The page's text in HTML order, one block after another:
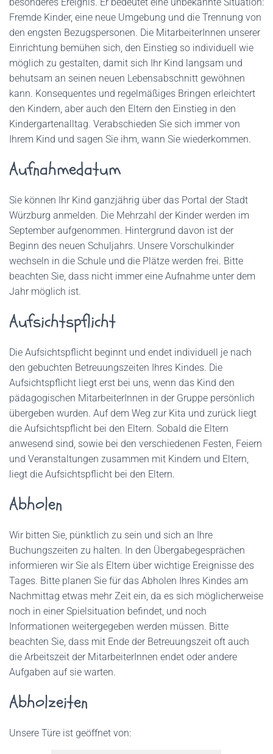
Fremde Kinder, eine neue Umgebung und die Trennung von
den engsten Bezugspersonen. Die MitarbeiterInnen unserer
Einrichtung bemühen sich, den Einstieg so individuell wie
möglich zu gestalten, damit sich Ihr Kind langsam und
behutsam an seinen neuen Lebensabschnitt gewöhnen
kann. Konsequentes und regelmäßiges Bringen erleichtert
den Kindern, aber auch den Eltern den Einstieg in den
Kindergartenalltag. Verabschieden Sie sich immer von
Ihrem Kind und sagen Sie ihm, wann Sie wiederkommen.
Aufnahmedatum
Sie können Ihr Kind ganzjährig über das Portal der Stadt
Würzburg anmelden. Die Mehrzahl der Kinder werden im
September aufgenommen. Hintergrund davon ist der
Beginn des neuen Schuljahrs. Unsere Vorschulkinder
wechseln in die Schule und die Plätze werden frei. Bitte
beachten Sie, dass nicht immer eine Aufnahme unter dem
Jahr möglich ist.
Aufsichtspflicht
Die Aufsichtspflicht beginnt und endet individuell je nach
den gebuchten Betreuungszeiten Ihres Kindes. Die
Aufsichtspflicht liegt erst bei uns, wenn das Kind den
pädagogischen MitarbeiterInnen in der Gruppe persönlich
übergeben wurden. Auf dem Weg zur Kita und zurück liegt
die Aufsichtspflicht bei den Eltern. Sobald die Eltern
anwesend sind, sowie bei den verschiedenen Festen, Feiern
und Veranstaltungen zusammen mit Kindern und Eltern,
liegt die Aufsichtspflicht bei den Eltern.
Abholen
Wir bitten Sie, pünktlich zu sein und sich an Ihre
Buchungszeiten zu halten. In den Übergabegesprächen
informieren wir Sie als Eltern über wichtige Ereignisse des
Tages. Bitte planen Sie für das Abholen Ihres Kindes am
Nachmittag etwas mehr Zeit ein, da es sich möglicherweise
noch in einer Spielsituation befindet, und noch
Informationen weitergegeben werden müssen. Bitte
beachten Sie, dass mit Ende der Betreuungszeit oft auch
die Arbeitszeit der MitarbeiterInnen endet oder andere
Aufgaben auf sie warten.
Abholzeiten
Unsere Türe ist geöffnet von: